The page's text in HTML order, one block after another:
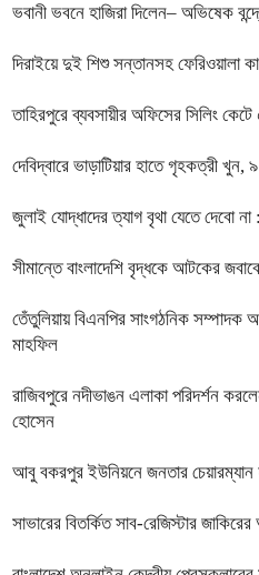
ভবানী ভবনে হাজিরা দিলেন– অভিষেক
দিরাইয়ে দুই শিশু সন্তানসহ ফেরিওয়ালা
তাহিরপুরে ব্যবসায়ীর অফিসের সিলিং
দেবিদ্বারে ভাড়াটিয়ার হাতে গৃহকত্রী
জুলাই যোদ্ধাদের ত্যাগ বৃথা যেতে দেবো না
সীমান্তে বাংলাদেশি বৃদ্ধকে আটকের
তেঁতুলিয়ায় বিএনপির সাংগঠনিক সম্পাদক
মাহফিল
রাজিবপুরে নদীভাঙন এলাকা পরিদর্শন
হোসেন
আবু বকরপুর ইউনিয়নে জনতার চেয়ারম্যান
সাভারের বিতর্কিত সাব-রেজিস্টার